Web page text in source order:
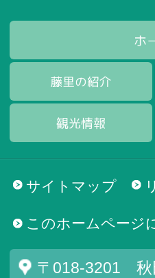
サイトマップ
このホームページ
〒018-3201 秋